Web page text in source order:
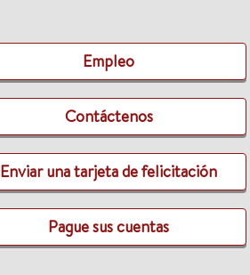
Empleo
Contáctenos
Enviar una tarjeta de felicitación
Pague sus cuentas